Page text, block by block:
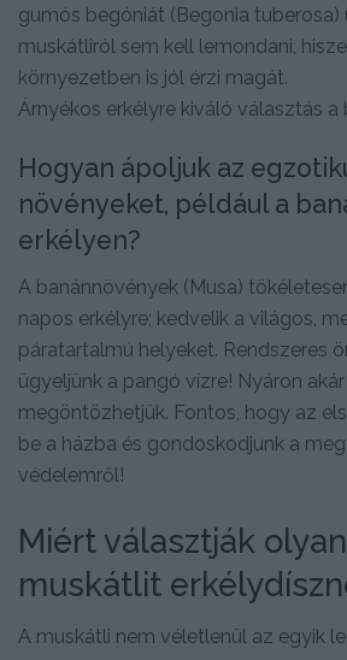
gumós begóniát (Begonia tuberosa)
muskátliról sem kell lemondani,
környezetben is jól érzi magát.
Árnyékos erkélyre kiváló választás a
Hogyan ápoljuk az
növényeket, például a
erkélyen?
A banánnövények (Musa)
napos erkélyre; kedvelik a világos,
páratartalmú helyeket. Rendszeres
ügyeljünk a pangó vízre! Nyáron
megöntözhetjük. Fontos, hogy az
be a házba és gondoskodjunk a
védelemről!
Miért választják
muskátlit
A muskátli nem véletlenül az egyik